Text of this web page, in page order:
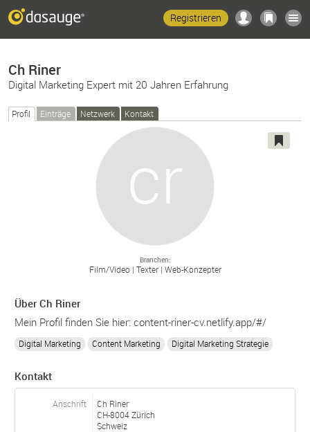
Registrieren
Ch Riner
Digital Marketing Expert mit 20 Jahren Erfahrung
Profil Einträge Netzwerk Kontakt
Branchen
Film/Video Texter Web-Konzepter
Über Ch Riner
Mein Profil finden Sie hier: content-riner-cv.netlify.app/#/
Digital Marketing Content Marketing Digital Marketing Strategie
Kontakt
Anschrift
Ch Riner
CH-8004Zürich
Schweiz